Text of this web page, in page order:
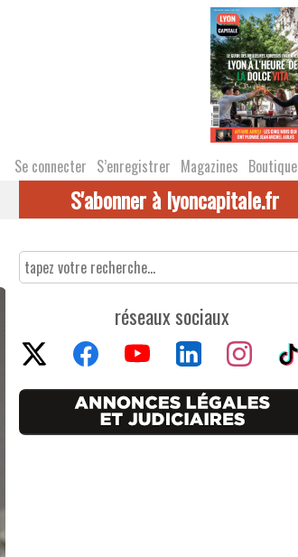
Se connecter S’enregistrer Magazines Boutique
S'abonner à lyoncapitale.fr
réseaux sociaux